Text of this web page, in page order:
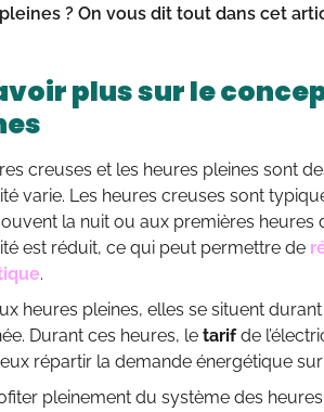
? On vous dit tout dans cet
plus sur le
creuses et les heures pleines sont
varie. Les heures creuses sont
la nuit ou aux premières heures
est réduit, ce qui peut permettre de
.
heures pleines, elles se situent
Durant ces heures, le tarifde
répartir la demande énergétique
pleinement du système des heures